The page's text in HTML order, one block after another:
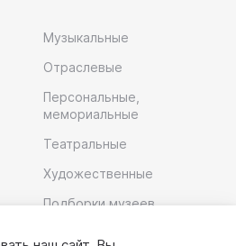
Музыкальные
Отраслевые
Персональные,
мемориальные
Театральные
Художественные
Подборки музеев